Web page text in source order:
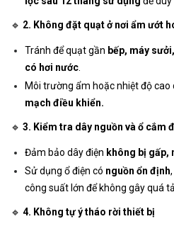
🔹 2. Không đặt quạt ở nơi ẩm ướt
Tránh để quạt gần bếp, máy
có hơi nước.
Môi trường ẩm hoặc nhiệt độ cao
mạch điều khiển.
🔹 3. Kiểm tra dây nguồn và ổ cắm
Đảm bảo dây điện không bị gấp,
Sử dụng ổ điện có nguồn ổn định
công suất lớn để không gây quá
🔹 4. Không tự ý tháo rời thiết bị